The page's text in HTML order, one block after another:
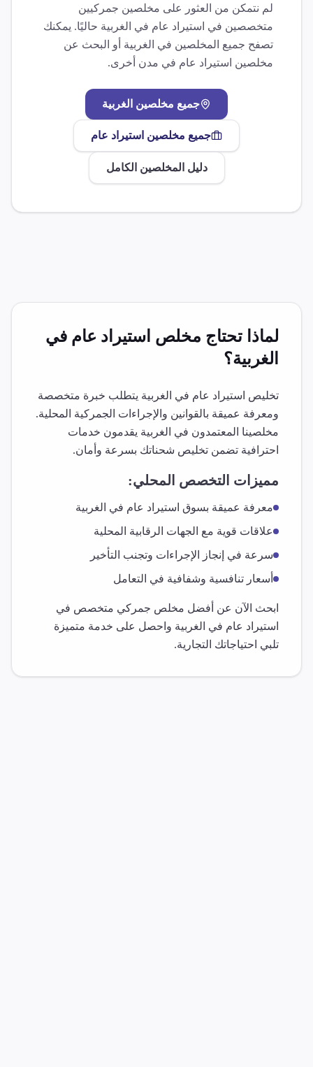
لم نتمكن من العثور على مخلصين جمركيين
متخصصين في استيراد عام في الغربية حاليًا. يمكنك
تصفح جميع المخلصين في الغربية أو البحث عن
مخلصين استيراد عام في مدن أخرى.
جميع مخلصين الغربية
جميع مخلصين استيراد عام
دليل المخلصين الكامل
لماذا تحتاج مخلص استيراد عام في
الغربية؟
تخليص استيراد عام في الغربية يتطلب خبرة متخصصة
ومعرفة عميقة بالقوانين والإجراءات الجمركية المحلية.
مخلصينا المعتمدون في الغربية يقدمون خدمات
احترافية تضمن تخليص شحناتك بسرعة وأمان.
مميزات التخصص المحلي:
معرفة عميقة بسوق استيراد عام في الغربية
علاقات قوية مع الجهات الرقابية المحلية
سرعة في إنجاز الإجراءات وتجنب التأخير
أسعار تنافسية وشفافية في التعامل
ابحث الآن عن أفضل مخلص جمركي متخصص في
استيراد عام في الغربية واحصل على خدمة متميزة
تلبي احتياجاتك التجارية.